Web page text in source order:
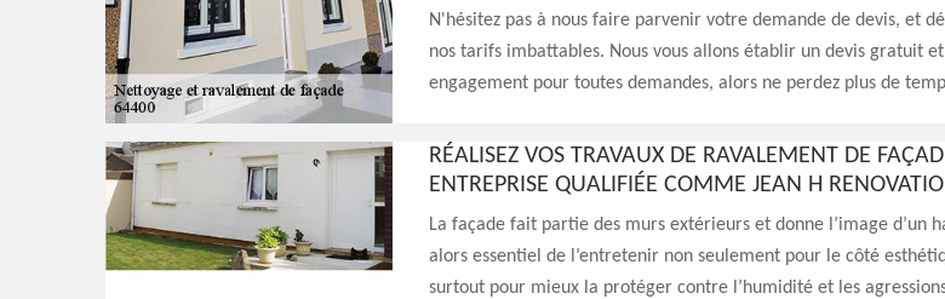
N'hésitez pas à nous faire parvenir votre demande de devis, et
nos tarifs imbattables. Nous vous allons établir un devis gratuit et
engagement pour toutes demandes, alors ne perdez plus de
RÉALISEZ VOS TRAVAUX DE RAVALEMENT DE
ENTREPRISE QUALIFIÉE COMME JEAN H
La façade fait partie des murs extérieurs et donne l’image d’un
alors essentiel de l’entretenir non seulement pour le côté
surtout pour mieux la protéger contre l’humidité et les